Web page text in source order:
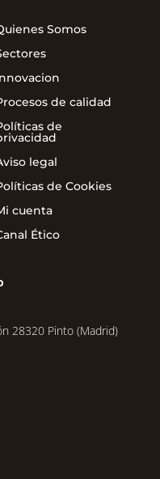
Somos
de calidad
de
legal
de Cookies
cuenta
Ético
28320 Pinto (Madrid)